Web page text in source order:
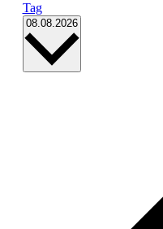
Tag
08.08.2026 Datum